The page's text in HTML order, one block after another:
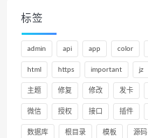
标签
admin api app color
html https important jz
主题 修复 修改 发卡
微信 授权 接口 插件
数据库 根目录 模板 源码